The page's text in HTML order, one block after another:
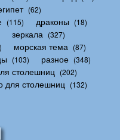
(62)
(115) драконы (18)
зеркала (327)
морская тема (87)
(103) разное (348)
столешниц (202)
для столешниц (132)